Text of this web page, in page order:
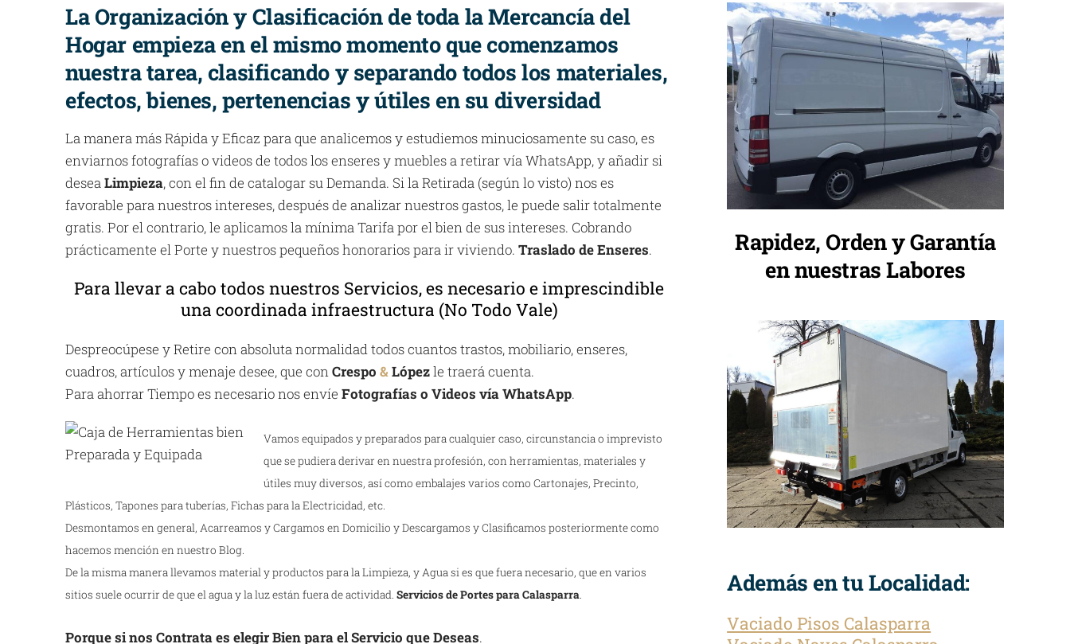
La Organización y Clasificación de toda la Mercancía del
Hogar empieza en el mismo momento que comenzamos
nuestra tarea, clasificando y separando todos los materiales,
efectos, bienes, pertenencias y útiles en su diversidad
La manera más Rápida y Eficaz para que analicemos y estudiemos minuciosamente su caso, es
enviarnos fotografías o videos de todos los enseres y muebles a retirar vía WhatsApp, y añadir si
deseaLimpieza, con el fin de catalogar su Demanda. Si la Retirada (según lo visto) nos es
favorable para nuestros intereses, después de analizar nuestros gastos, le puede salir totalmente
gratis. Por el contrario, le aplicamos la mínima Tarifa por el bien de sus intereses. Cobrando
prácticamente el Porte y nuestros pequeños honorarios para ir viviendo. Traslado de Enseres.
Para llevar a cabo todos nuestros Servicios, es necesario e imprescindible
una coordinada infraestructura (No Todo Vale)
Despreocúpese y Retire con absoluta normalidad todos cuantos trastos, mobiliario, enseres,
cuadros, artículos y menaje desee, que conCrespo &Lópezle traerá cuenta.
Para ahorrar Tiempo es necesario nos envíe Fotografías o Videos vía WhatsApp.
Vamos equipados y preparados para cualquier caso, circunstancia o imprevisto
que se pudiera derivar en nuestra profesión, con herramientas, materiales y
útiles muy diversos, así como embalajes varios como Cartonajes, Precinto,
Plásticos, Tapones para tuberías, Fichas para la Electricidad, etc.
Desmontamos en general, Acarreamos y Cargamos en Domicilio y Descargamos y Clasificamos posteriormente como
hacemos mención en nuestro Blog.
De la misma manera llevamos material y productos para la Limpieza, y Agua si es que fuera necesario, que en varios
sitios suele ocurrir de que el agua y la luz están fuera de actividad. Servicios de Portes para Calasparra.
Porque si nos Contrata es elegir Bien para el Servicio que Deseas.
Rapidez, Orden y Garantía
en nuestras Labores
Además en tu Localidad:
Vaciado Pisos Calasparra